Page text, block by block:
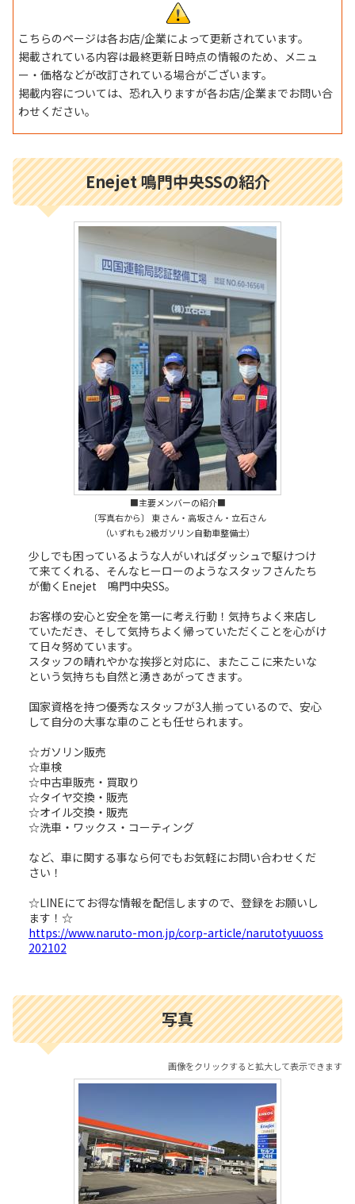
こちらのページは各お店/企業によって更新されています。
掲載されている内容は最終更新日時点の情報のため、メニュ
ー・価格などが改訂されている場合がございます。
掲載内容については、恐れ入りますが各お店/企業までお問い合
わせください。
Enejet 鳴門中央SSの紹介
■主要メンバーの紹介■
〔写真右から〕 東 さん・高坂さん・立石さん
（いずれも 2級ガソリン自動車整備士）
少しでも困っているような人がいればダッシュで駆けつけ
て来てくれる、そんなヒーローのようなスタッフさんたち
が働くEnejet 鳴門中央SS。
お客様の安心と安全を第一に考え行動！気持ちよく来店し
ていただき、そして気持ちよく帰っていただくことを心がけ
て日々努めています。
スタッフの晴れやかな挨拶と対応に、またここに来たいな
という気持ちも自然と湧きあがってきます。
国家資格を持つ優秀なスタッフが3人揃っているので、安心
して自分の大事な車のことも任せられます。
☆ガソリン販売
☆車検
☆中古車販売・買取り
☆タイヤ交換・販売
☆オイル交換・販売
☆洗車・ワックス・コーティング
など、車に関する事なら何でもお気軽にお問い合わせくだ
さい！
☆LINEにてお得な情報を配信しますので、登録をお願いし
ます！☆
https://www.naruto-mon.jp/corp-article/narutotyuuoss
202102
写真
画像をクリックすると拡大して表示できます